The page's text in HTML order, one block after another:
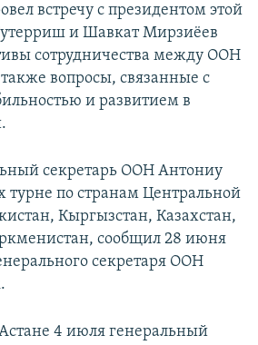
встречу с президентом этой
и Шавкат Мирзиёев
сотрудничества между ООН
вопросы, связанные с
и развитием в
секретарь ООН Антониу
турне по странам Центральной
Кыргызстан, Казахстан,
сообщил 28 июня
секретаря ООН
4 июля генеральный